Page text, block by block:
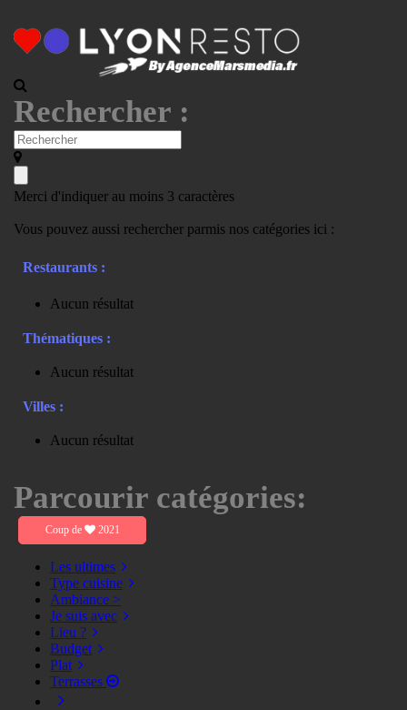
Rechercher :
Merci d'indiquer au moins 3 caractères
Vous pouvez aussi rechercher parmis nos catégories ici :
Restaurants :
Aucun résultat
Thématiques :
Aucun résultat
Villes :
Aucun résultat
Parcourir catégories:
Coup de 2021
Les ultimes
Type cuisine
Ambiance >
Je suis avec
Lieu ?
Budget
Plat
Terrasses